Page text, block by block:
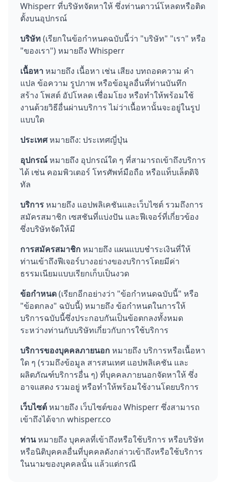
Whisperr ที่บริษัทจัดหาให้ ซึ่งท่านดาวน์โหลดหรือติด
ตั้งบนอุปกรณ์
บริษัท(เรียกในข้อกำหนดฉบับนี้ว่า "บริษัท" "เรา" หรือ
"ของเรา") หมายถึง Whisperr
เนื้อหาหมายถึง เนื้อหา เช่น เสียง บทถอดความ คำ
แปล ข้อความ รูปภาพ หรือข้อมูลอื่นที่ท่านบันทึก
สร้าง โพสต์ อัปโหลด เชื่อมโยง หรือทำให้พร้อมใช้
งานด้วยวิธีอื่นผ่านบริการ ไม่ว่าเนื้อหานั้นจะอยู่ในรูป
แบบใด
ประเทศหมายถึง: ประเทศญี่ปุ่น
อุปกรณ์หมายถึง อุปกรณ์ใด ๆ ที่สามารถเข้าถึงบริการ
ได้ เช่น คอมพิวเตอร์ โทรศัพท์มือถือ หรือแท็บเล็ตดิจิ
ทัล
บริการหมายถึง แอปพลิเคชันและเว็บไซต์ รวมถึงการ
สมัครสมาชิก เซสชันที่แบ่งปัน และฟีเจอร์ที่เกี่ยวข้อง
ซึ่งบริษัทจัดให้มี
การสมัครสมาชิก หมายถึง แผนแบบชำระเงินที่ให้
ท่านเข้าถึงฟีเจอร์บางอย่างของบริการโดยมีค่า
ธรรมเนียมแบบเรียกเก็บเป็นงวด
ข้อกำหนด(เรียกอีกอย่างว่า "ข้อกำหนดฉบับนี้" หรือ
"ข้อตกลง" ฉบับนี้) หมายถึง ข้อกำหนดในการให้
บริการฉบับนี้ซึ่งประกอบกันเป็นข้อตกลงทั้งหมด
ระหว่างท่านกับบริษัทเกี่ยวกับการใช้บริการ
บริการของบุคคลภายนอก หมายถึง บริการหรือเนื้อหา
ใด ๆ (รวมถึงข้อมูล สารสนเทศ แอปพลิเคชัน และ
ผลิตภัณฑ์บริการอื่น ๆ) ที่บุคคลภายนอกจัดหาให้ ซึ่ง
อาจแสดง รวมอยู่ หรือทำให้พร้อมใช้งานโดยบริการ
เว็บไซต์หมายถึง เว็บไซต์ของ Whisperr ซึ่งสามารถ
เข้าถึงได้จาก whisperr.co
ท่านหมายถึง บุคคลที่เข้าถึงหรือใช้บริการ หรือบริษัท
หรือนิติบุคคลอื่นที่บุคคลดังกล่าวเข้าถึงหรือใช้บริการ
ในนามของบุคคลนั้น แล้วแต่กรณี